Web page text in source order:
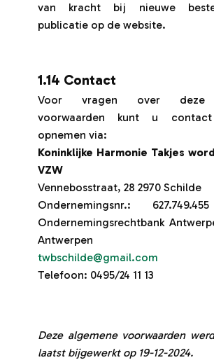
van kracht bij nieuwe
publicatie op de website.
1.14 Contact
Voor vragen over deze
voorwaarden kunt u
opnemen via:
Koninklijke Harmonie Takjes
VZW
Vennebosstraat, 28 2970 Schilde
Ondernemingsnr.:
Ondernemingsrechtbank
Antwerpen
twbschilde@gmail.com
Telefoon: 0495/24 11 13
Deze algemene voorwaarden
laatst bijgewerkt op 19-12-2024.